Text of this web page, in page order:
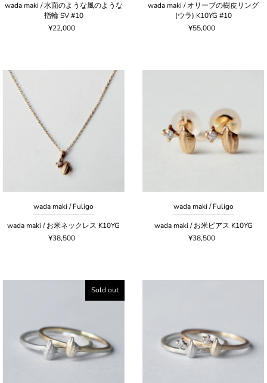
wada maki / 水面のような風のような
指輪 SV #10
¥22,000
wada maki / オリーブの樹皮リング
(ウラ) K10YG #10
¥55,000
wada maki / Fuligo
wada maki / お米ネックレス K10YG
¥38,500
wada maki / Fuligo
wada maki / お米ピアス K10YG
¥38,500
Sold out